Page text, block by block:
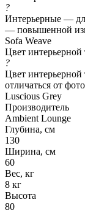
?
Интерьерные —
— повышенной
Sofa Weave
Цвет интерьерной
?
Цвет
отличаться от фото
Luscious Grey
Производитель
Ambient Lounge
Глубина, см
130
Ширина, см
60
Вес, кг
8 кг
Высота
80